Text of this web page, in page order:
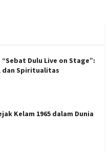
Dulu Live on Stage”:
dan Spiritualitas
Kelam 1965 dalam Dunia